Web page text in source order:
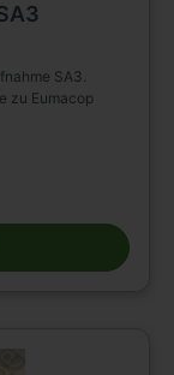
SA3.
zu Eumacop